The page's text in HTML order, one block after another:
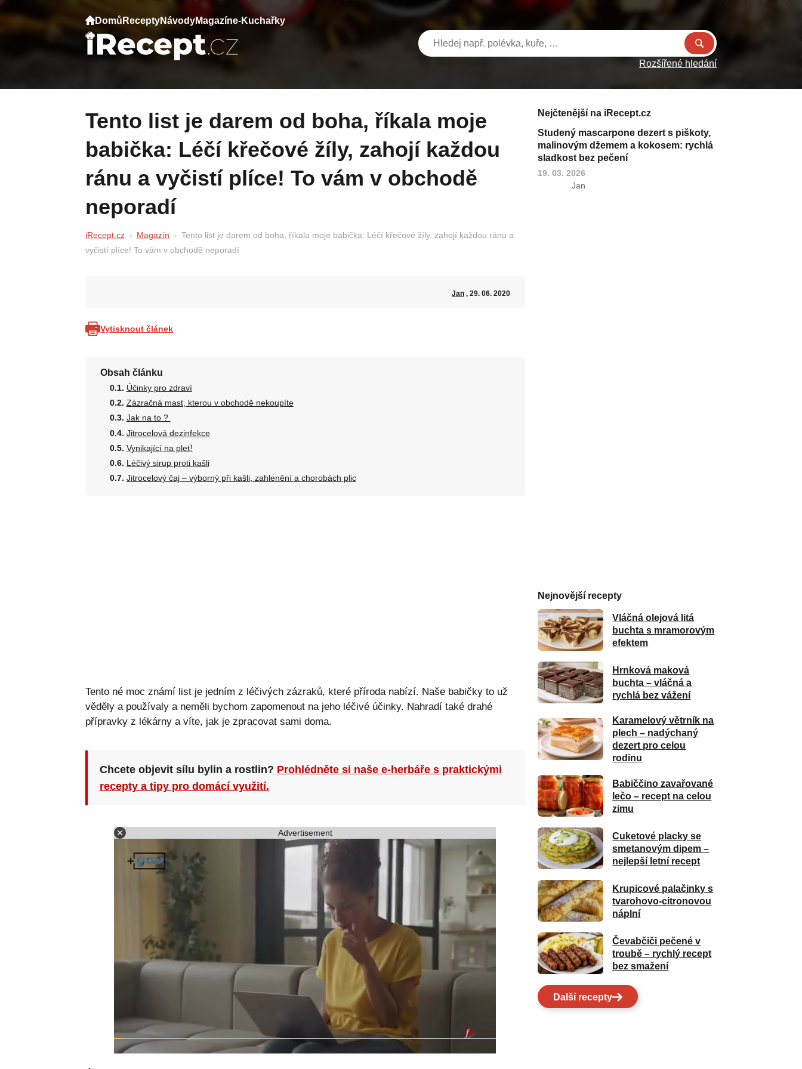
Domů ReceptyNávodyMagazíne-Kuchařky
Rozšířené hledání
Tento list je darem od boha, říkala moje
babička: Léčí křečové žíly, zahojí každou
ránu a vyčistí plíce! To vám v obchodě
neporadí
iRecept.cz Magazín
Tento list je darem od boha, říkala moje babička: Léčí křečové žíly, zahojí každou ránu a
vyčistí plíce! To vám v obchodě neporadí
Jan, 29. 06. 2020
Vytisknout článek
Obsah článku
Účinky pro zdraví
Zázračná mast, kterou v obchodě nekoupíte
Jak na to ?
Jitrocelová dezinfekce
Vynikající na pleť!
Léčivý sirup proti kašli
Jitrocelový čaj – výborný při kašli, zahlenění a chorobách plic
Tento né moc známí list je jedním z léčivých zázraků, které příroda nabízí. Naše babičky to už
věděly a používaly a neměli bychom zapomenout na jeho léčivé účinky. Nahradí také drahé
přípravky z lékárny a víte, jak je zpracovat sami doma.
Chcete objevit sílu bylin a rostlin? Prohlédněte si naše e-herbáře s praktickými
recepty a tipy pro domácí využití.
Advertisement
Nejčtenější na iRecept.cz
Studený mascarpone dezert s piškoty,
malinovým džemem a kokosem: rychlá
sladkost bez pečení
19. 03. 2026
Jan
Nejnovější recepty
Vláčná olejová litá
buchta s mramorovým
efektem
Hrnková maková
buchta – vláčná a
rychlá bez vážení
Karamelový větrník na
plech – nadýchaný
dezert pro celou
rodinu
Babiččino zavařované
lečo – recept na celou
zimu
Cuketové placky se
smetanovým dipem –
nejlepší letní recept
Krupicové palačinky s
tvarohovo-citronovou
náplní
Čevabčiči pečené v
troubě – rychlý recept
bez smažení
Další recepty